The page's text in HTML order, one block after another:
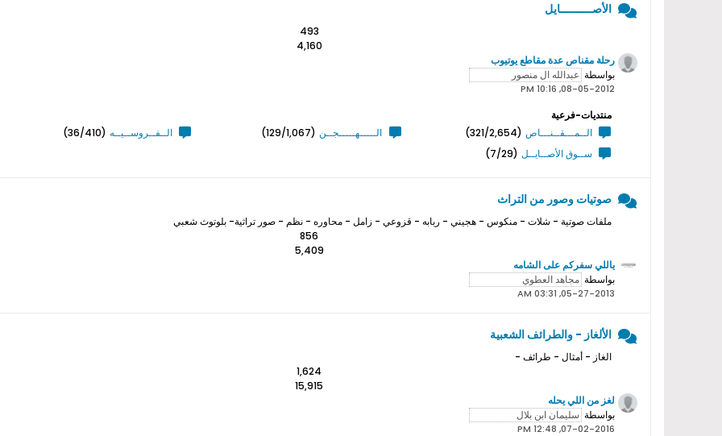
الأصــــــــــايل
493
4,160
رحلة مقناص عدة مقاطع يوتيوب
بواسطة
08-05-2012, 10:16 PM
منتديات-فرعية
الــمـــقــنـــاص (321/2,654) الـــــهـــــجــن (129/1,067) الــفــروســيــه (36/410)
ســوق الأصــايــل (7/29)
صوتيات وصور من التراث
ملفات صوتية - شلات - منكوس - هجيني - ربابه - قزوعي - زامل - محاوره - نظم - صور تراثية- بلوتوث شعبي
856
5,409
ياللي سفركم على الشامه
بواسطة
05-27-2013, 03:31 AM
الألغاز - والطرائف الشعبية
الغاز - أمثال - طرائف -
1,624
15,915
لغز من اللي يحله
بواسطة
07-02-2016, 12:48 PM